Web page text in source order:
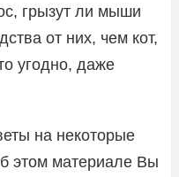
грызут ли мыши
от них, чем кот,
угодно, даже
на некоторые
этом материале Вы